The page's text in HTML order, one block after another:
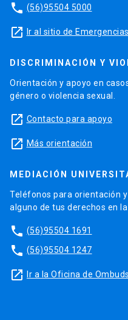
phone (56)95504 5000
launch Ir al sitio de Emergencias
DISCRIMINACIÓN Y
Orientación y apoyo en
género o violencia sexual.
launch Contacto para apoyo
launch Más orientación
MEDIACIÓN
Teléfonos para orientación
alguno de tus derechos en
phone (56)95504 1691
phone (56)95504 1247
launch Ir a la Oficina de